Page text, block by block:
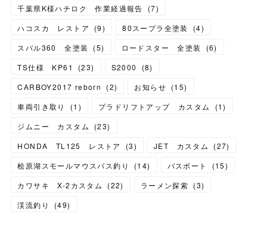
千葉県K様ハチロク 作業経過報告
(7)
ハコスカ レストア
(9) 80スープラ全塗装 (4)
スバル360 全塗装
(5) ロードスター 全塗装 (6)
TS仕様 KP61
(23) S2000 (8)
CARBOY2017 reborn
(2) お知らせ (15)
車両引き取り
(1 ) プラドリフトアップ カスタム (1)
ジムニー カスタム
(23)
HONDA TL125 レストア
(3) JET カスタム (27)
桧原湖スモールマウスバス釣り
(14) バスボート (15)
カワサキ X-2カスタム
(22) ラーメン探索 (3)
渓流釣り
(49)